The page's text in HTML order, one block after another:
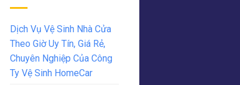
Dịch Vụ Vệ Sinh Nhà Cửa
Theo Giờ Uy Tín, Giá Rẻ,
Chuyên Nghiệp Của Công
Ty Vệ Sinh HomeCar